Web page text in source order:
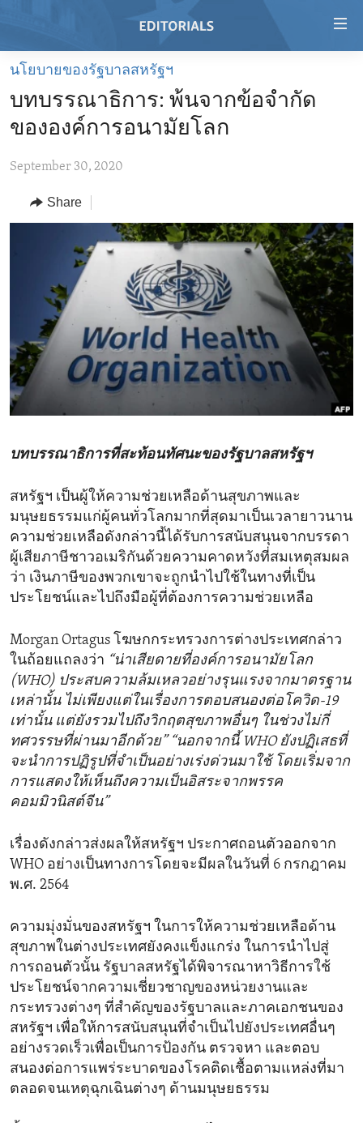
Skip
main
content
to
Navigation
Skip
REGIONS
AFRICA
EUROPE
MIDDLE EAST
TOPICS
HUMAN RIGHTS
SECURITY AND DEFENSE
AID AND DEVELOPMENT
DEMOCRACY AND GOVERNANCE
ECONOMY AND TRADE
ENVIRONMENT AND HEALTH
IDEALS AND INSTITUTIONS
ABOUT US
FOLLOW US
นโยบายของรัฐบาลสหรัฐฯ
บทบรรณาธิการ: พ้นจากข้อจำกัด
ขององค์การอนามัยโลก
September 30, 2020
Share
บทบรรณาธิการที่สะท้อนทัศนะของรัฐบาลสหรัฐฯ
สหรัฐฯ เป็นผู้ให้ความช่วยเหลือด้านสุขภาพและ
มนุษยธรรมแก่ผู้คนทั่วโลกมากที่สุดมาเป็นเวลายาวนาน
ความช่วยเหลือดังกล่าวนี้ได้รับการสนับสนุนจากบรรดา
ผู้เสียภาษีชาวอเมริกันด้วยความคาดหวังที่สมเหตุสมผล
ว่า เงินภาษีของพวกเขาจะถูกนำไปใช้ในทางที่เป็น
ประโยชน์และไปถึงมือผู้ที่ต้องการความช่วยเหลือ
Morgan Ortagus โฆษกกระทรวงการต่างประเทศกล่าว
ในถ้อยแถลงว่า “น่าเสียดายที่องค์การอนามัยโลก
(WHO) ประสบความล้มเหลวอย่างรุนแรงจากมาตรฐาน
เหล่านั้น ไม่เพียงแต่ในเรื่องการตอบสนองต่อโควิด-19
เท่านั้น แต่ยังรวมไปถึงวิกฤตสุขภาพอื่นๆ ในช่วงไม่กี่
ทศวรรษที่ผ่านมาอีกด้วย” “นอกจากนี้ WHO ยังปฏิเสธที่
จะนำการปฏิรูปที่จำเป็นอย่างเร่งด่วนมาใช้ โดยเริ่มจาก
การแสดงให้เห็นถึงความเป็นอิสระจากพรรค
คอมมิวนิสต์จีน”
เรื่องดังกล่าวส่งผลให้สหรัฐฯ ประกาศถอนตัวออกจาก
WHO อย่างเป็นทางการโดยจะมีผลในวันที่ 6 กรกฎาคม
พ.ศ. 2564
ความมุ่งมั่นของสหรัฐฯ ในการให้ความช่วยเหลือด้าน
สุขภาพในต่างประเทศยังคงแข็งแกร่ง ในการนำไปสู่
การถอนตัวนั้น รัฐบาลสหรัฐได้พิจารณาหาวิธีการใช้
ประโยชน์จากความเชี่ยวชาญของหน่วยงานและ
กระทรวงต่างๆ ที่สำคัญของรัฐบาลและภาคเอกชนของ
สหรัฐฯ เพื่อให้การสนับสนุนที่จำเป็นไปยังประเทศอื่นๆ
อย่างรวดเร็วเพื่อเป็นการป้องกัน ตรวจหา และตอบ
สนองต่อการแพร่ระบาดของโรคติดเชื้อตามแหล่งที่มา
ตลอดจนเหตุฉุกเฉินต่างๆ ด้านมนุษยธรรม